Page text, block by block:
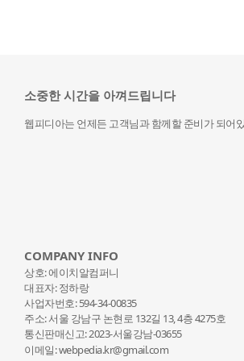
소중한 시간을 아껴드립니다
웹피디아는 언제든 고객님과 함께할 준비가 되어
COMPANY INFO
상호: 에이치알컴퍼니
대표자: 정하랑
사업자번호: 594-34-00835
주소: 서울 강남구 논현로 132길 13, 4층 4275호
통신판매신고: 2023-서울강남-03655
이메일: webpedia.kr@gmail.com